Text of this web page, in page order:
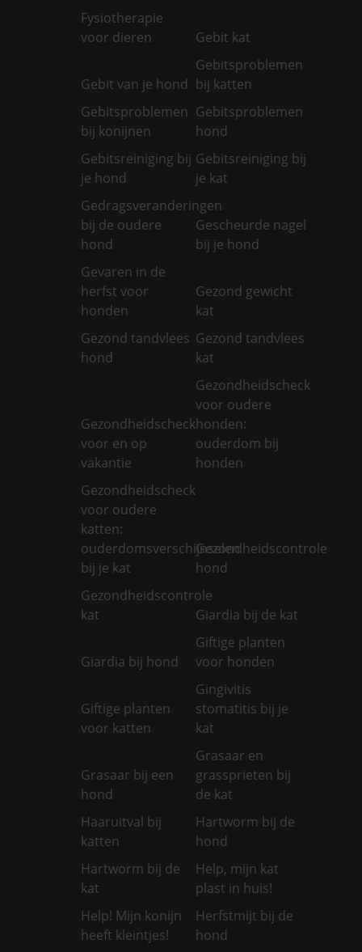
Fysiotherapie
voor dieren
Gebit kat
Gebit van je hond
Gebitsproblemen
bij katten
Gebitsproblemen
bij konijnen
Gebitsproblemen
hond
Gebitsreiniging bij
je hond
Gebitsreiniging bij
je kat
Gedragsveranderingen
bij de oudere
hond
Gescheurde nagel
bij je hond
Gevaren in de
herfst voor
honden
Gezond gewicht
kat
Gezond tandvlees
hond
Gezond tandvlees
kat
Gezondheidscheck
voor en op
vakantie
Gezondheidscheck
voor oudere
honden:
ouderdom bij
honden
Gezondheidscheck
voor oudere
katten:
ouderdomsverschijnselen
bij je kat
Gezondheidscontrole
hond
Gezondheidscontrole
kat
Giardia bij de kat
Giardia bij hond
Giftige planten
voor honden
Giftige planten
voor katten
Gingivitis
stomatitis bij je
kat
Grasaar bij een
hond
Grasaar en
grassprieten bij
de kat
Haaruitval bij
katten
Hartworm bij de
hond
Hartworm bij de
kat
Help, mijn kat
plast in huis!
Help! Mijn konijn
heeft kleintjes!
Herfstmijt bij de
hond